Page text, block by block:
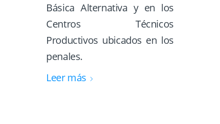
Básica Alternativa y en los
Centros Técnicos
Productivos ubicados en los
penales.
Leer más